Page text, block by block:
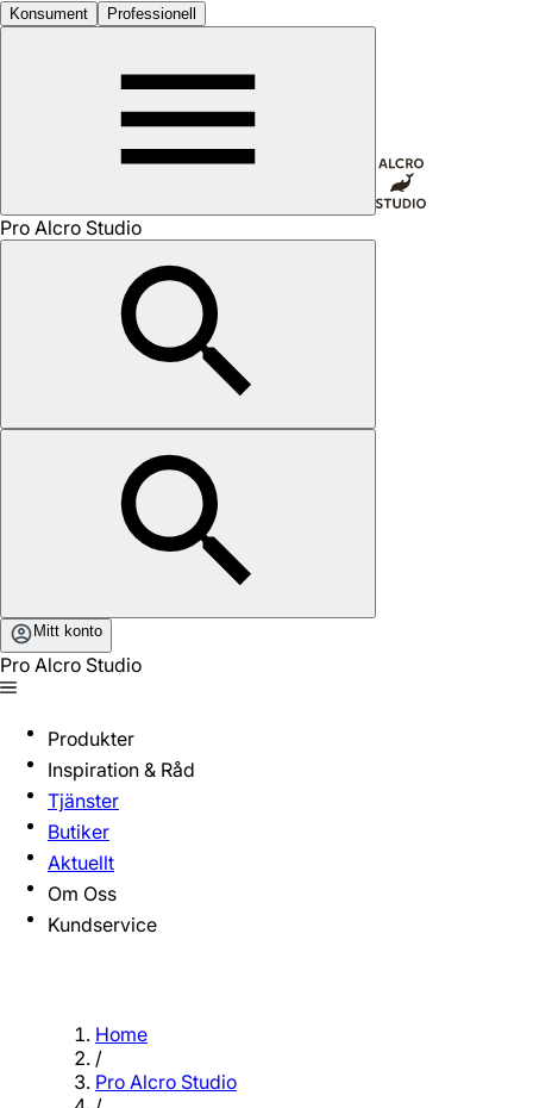
Konsument Professionell
Pro Alcro Studio
Mitt konto
Pro Alcro Studio
Produkter
Inspiration & Råd
Tjänster
Butiker
Aktuellt
Om Oss
Kundservice
Home
/
Pro Alcro Studio